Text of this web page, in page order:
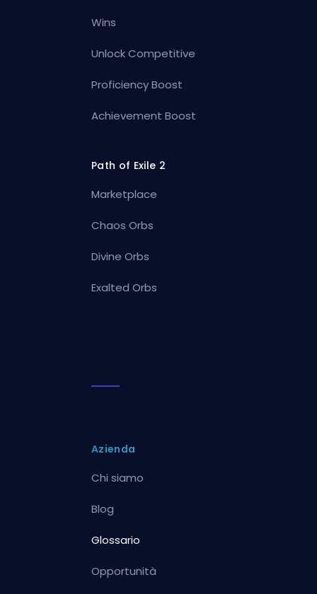
Wins
Unlock Competitive
Proficiency Boost
Achievement Boost
Path of Exile 2
Marketplace
Chaos Orbs
Divine Orbs
Exalted Orbs
Azienda
Chi siamo
Blog
Glossario
Opportunità